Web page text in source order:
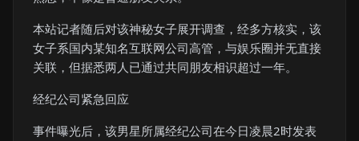
本站记者随后对该神秘女子展开调查，经多方核实，该
女子系国内某知名互联网公司高管，与娱乐圈并无直接
关联，但据悉两人已通过共同朋友相识超过一年。
经纪公司紧急回应
事件曝光后，该男星所属经纪公司在今日凌晨2时发表